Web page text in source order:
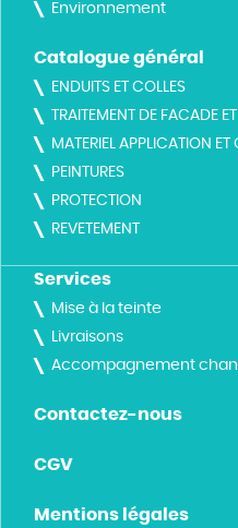
Environnement
Catalogue général
ENDUITS ET COLLES
TRAITEMENT DE FACADE
MATERIEL APPLICATION ET
PEINTURES
PROTECTION
REVETEMENT
Services
Mise à la teinte
Livraisons
Accompagnement
Contactez-nous
CGV
Mentions légales